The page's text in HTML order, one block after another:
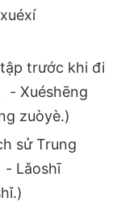
trước khi đi
- Xuéshēng
zuòyè.)
sử Trung
- Lǎoshī